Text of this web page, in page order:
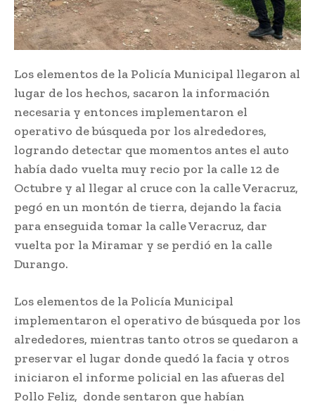
Los elementos de la Policía Municipal llegaron al
lugar de los hechos, sacaron la información
necesaria y entonces implementaron el
operativo de búsqueda por los alrededores,
logrando detectar que momentos antes el auto
había dado vuelta muy recio por la calle 12 de
Octubre y al llegar al cruce con la calle Veracruz,
pegó en un montón de tierra, dejando la facia
para enseguida tomar la calle Veracruz, dar
vuelta por la Miramar y se perdió en la calle
Durango.
Los elementos de la Policía Municipal
implementaron el operativo de búsqueda por los
alrededores, mientras tanto otros se quedaron a
preservar el lugar donde quedó la facia y otros
iniciaron el informe policial en las afueras del
Pollo Feliz, donde sentaron que habían